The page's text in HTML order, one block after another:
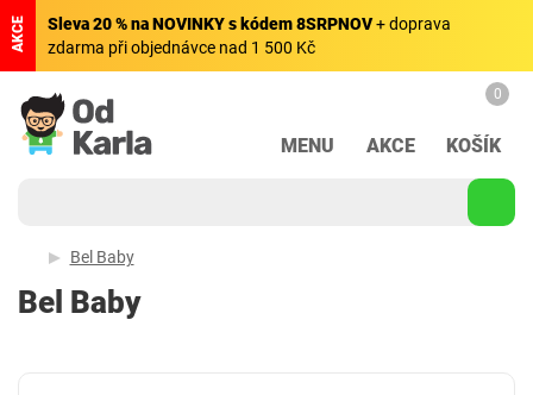
AKCE Sleva 20 % na NOVINKY s kódem 8SRPNOV+ doprava
zdarma při objednávce nad 1 500 Kč
MENU AKCE
0
KOŠÍK
Bel Baby
Bel Baby